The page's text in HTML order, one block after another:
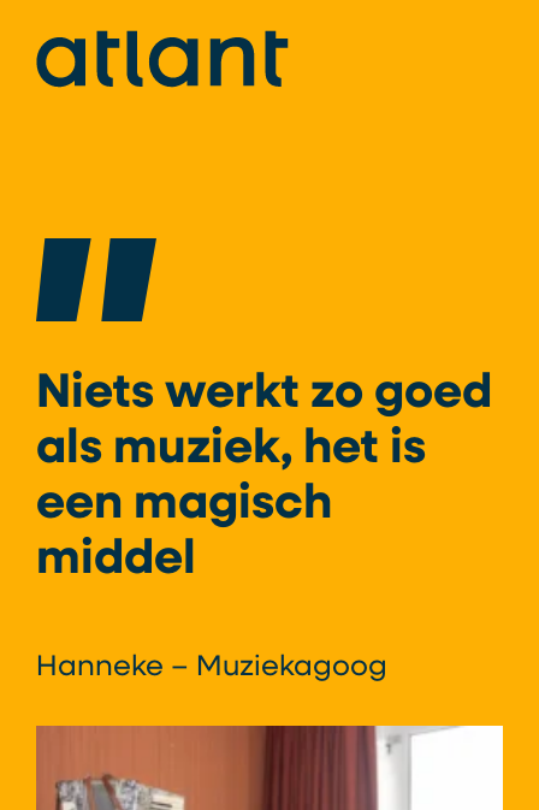
Niets werkt zo goed
als muziek, het is
een magisch
middel
Hanneke – Muziekagoog